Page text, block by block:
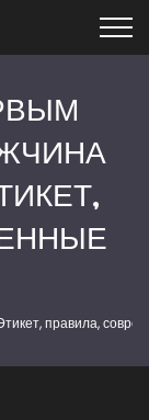
правила,